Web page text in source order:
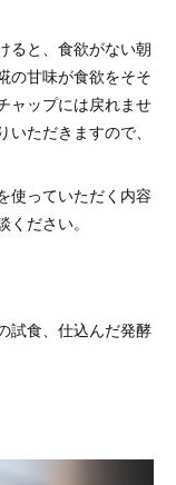
ると、食欲がない朝
の甘味が食欲をそそ
ャップには戻れませ
ただきますので、
使っていただく内容
ださい。
、仕込んだ発酵